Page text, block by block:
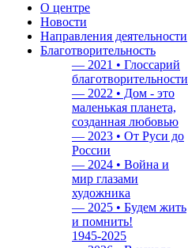
О центре
Новости
Направления деятельности
Благотворительность
— 2021 • Глоссарий
благотворительности
— 2022 • Дом - это
маленькая планета,
созданная любовью
— 2023 • От Руси до
России
— 2024 • Война и
мир глазами
художника
— 2025 • Будем жить
и помнить!
1945-2025